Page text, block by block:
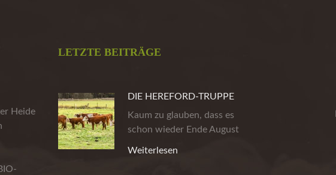
Heide
LETZTE BEITRÄGE
DIE HEREFORD-TRUPPE
AUS DER HEIDE
Kaum zu glauben, dass es
schon wieder Ende August
Weiterlesen